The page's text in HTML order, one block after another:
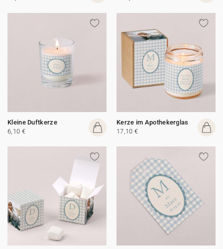
Kleine Duftkerze
6,10 €
Kerze im Apothekerglas
17,10 €